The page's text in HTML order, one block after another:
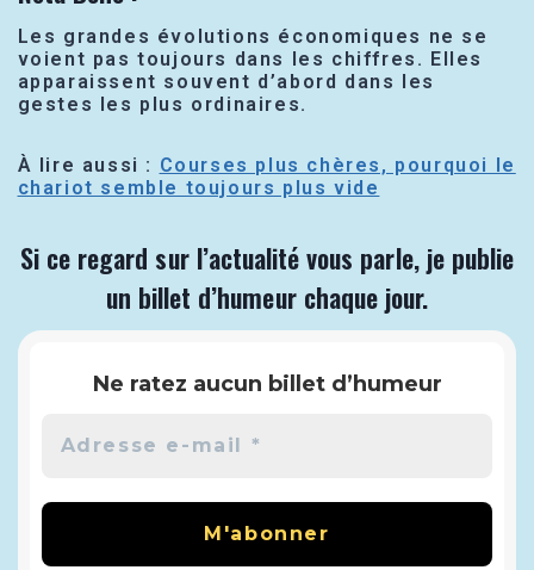
Les grandes évolutions économiques ne se
voient pas toujours dans les chiffres. Elles
apparaissent souvent d’abord dans les
gestes les plus ordinaires.
À lire aussi : Courses plus chères, pourquoi le
chariot semble toujours plus vide
Si ce regard sur l’actualité vous parle, je publie
un billet d’humeur chaque jour.
Ne ratez aucun billet d’humeur